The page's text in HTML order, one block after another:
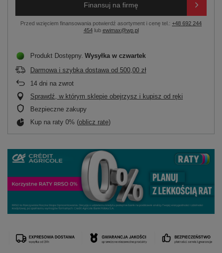
Finansuj na firmę
Przed wzięciem finansowania potwierdź asortyment i cenę tel.: +48 692 244
454lub ewimax@wp.pl
Produkt Dostępny Wysyłka w czwartek
Darmowa i szybka dostawa od 500,00 zł
14 dni na zwrot
Sprawdź, w którym sklepie obejrzysz i kupisz od ręki
Bezpieczne zakupy
Kup na raty 0% (oblicz ratę)